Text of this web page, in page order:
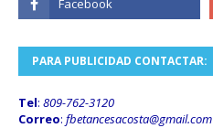
PARA PUBLICIDAD CONTACTAR:
Tel: 809-762-3120
Correo: fbetancesacosta@gmail.com